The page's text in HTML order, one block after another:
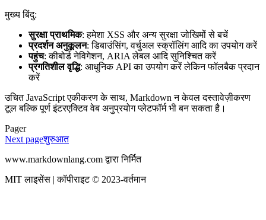
मुख्य बिंदु:
सुरक्षा प्राथमिक: हमेशा XSS और अन्य सुरक्षा जोखिमों से बचें
प्रदर्शन अनुकूलन: डिबाउंसिंग, वर्चुअल स्क्रॉलिंग आदि का उपयोग करें
पहुंच: कीबोर्ड नेविगेशन, ARIA लेबल आदि सुनिश्चित करें
प्रगतिशील वृद्धि: आधुनिक API का उपयोग करें लेकिन फॉलबैक प्रदान
करें
उचित JavaScript एकीकरण के साथ, Markdown न केवल दस्तावेज़ीकरण
टूल बल्कि पूर्ण इंटरएक्टिव वेब अनुप्रयोग प्लेटफॉर्म भी बन सकता है।
Pager
Next pageशुरुआत
www.markdownlang.com द्वारा निर्मित
MIT लाइसेंस | कॉपीराइट © 2023-वर्तमान